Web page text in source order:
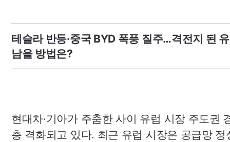
테슬라 반등·중국 BYD 폭풍 질주…격전지 된
남을 방법은?
현대차·기아가 주춤한 사이 유럽 시장 주도권
층 격화되고 있다. 최근 유럽 시장은 공급망 정